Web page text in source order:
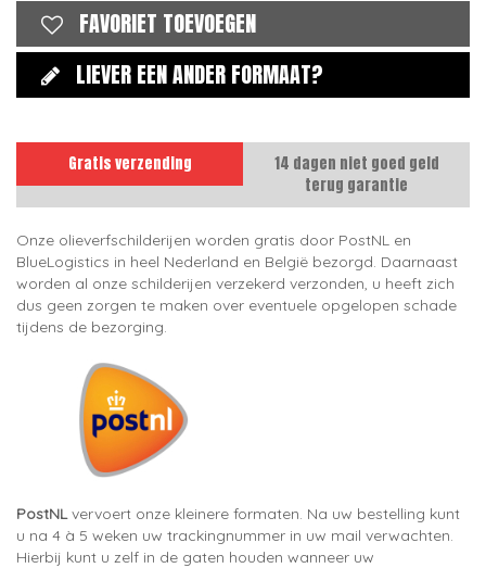
FAVORIET TOEVOEGEN
LIEVER EEN ANDER FORMAAT?
Gratis verzending
14 dagen niet goed geld
terug garantie
Onze olieverfschilderijen worden gratis door PostNL en
BlueLogistics in heel Nederland en België bezorgd. Daarnaast
worden al onze schilderijen verzekerd verzonden, u heeft zich
dus geen zorgen te maken over eventuele opgelopen schade
tijdens de bezorging.
PostNLvervoert onze kleinere formaten. Na uw bestelling kunt
u na 4 à 5 weken uw trackingnummer in uw mail verwachten.
Hierbij kunt u zelf in de gaten houden wanneer uw